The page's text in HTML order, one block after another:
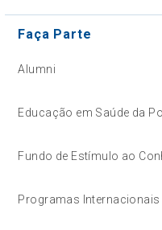
Faça Parte
Alumni
Educação em Saúde da
Fundo de Estímulo ao
Programas Internacionais